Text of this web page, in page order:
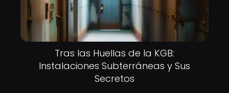
Tras las Huellas de la KGB:
Instalaciones Subterráneas y Sus
Secretos